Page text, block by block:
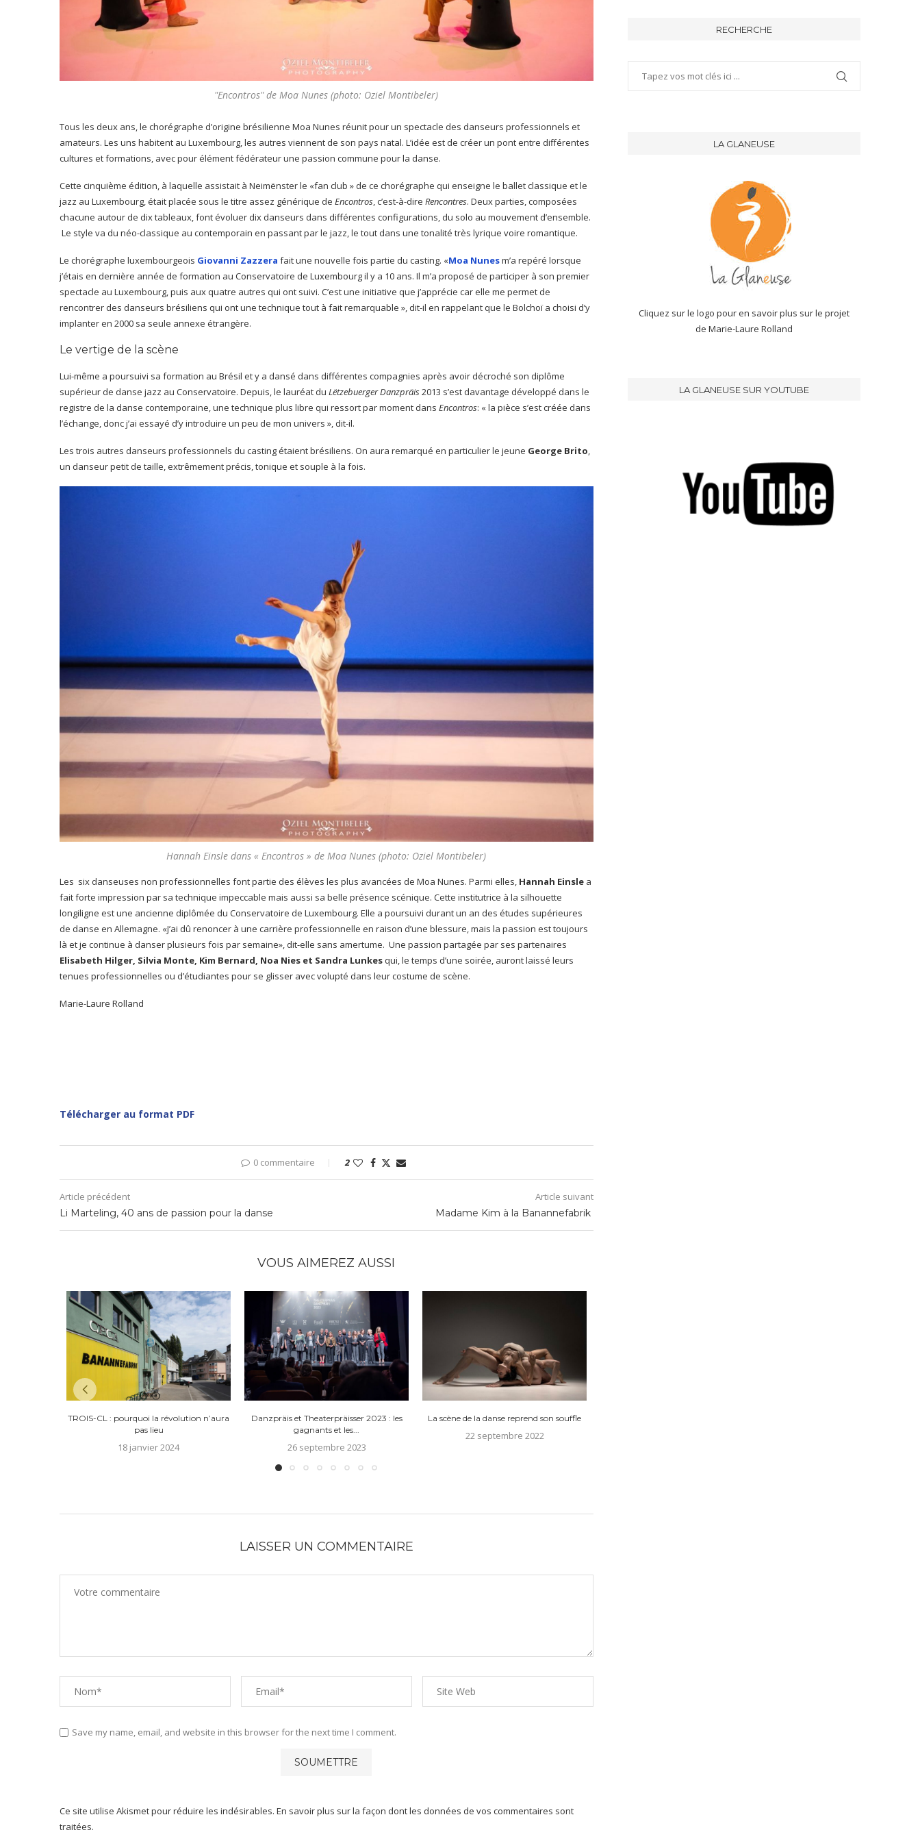
"Encontros" de Moa Nunes (photo: Oziel Montibeler)
Tous les deux ans, le chorégraphe d’origine brésilienne Moa Nunes réunit pour un spectacle des danseurs professionnels et
amateurs. Les uns habitent au Luxembourg, les autres viennent de son pays natal. L’idée est de créer un pont entre différentes
cultures et formations, avec pour élément fédérateur une passion commune pour la danse.
Cette cinquième édition, à laquelle assistait à Neimënster le «fan club » de ce chorégraphe qui enseigne le ballet classique et le
jazz au Luxembourg, était placée sous le titre assez générique de Encontros, c’est-à-dire Rencontres. Deux parties, composées
chacune autour de dix tableaux, font évoluer dix danseurs dans différentes configurations, du solo au mouvement d’ensemble.
Le style va du néo-classique au contemporain en passant par le jazz, le tout dans une tonalité très lyrique voire romantique.
Le chorégraphe luxembourgeois Giovanni Zazzera fait une nouvelle fois partie du casting. «Moa Nunesm’a repéré lorsque
j’étais en dernière année de formation au Conservatoire de Luxembourg il y a 10 ans. Il m’a proposé de participer à son premier
spectacle au Luxembourg, puis aux quatre autres qui ont suivi. C’est une initiative que j’apprécie car elle me permet de
rencontrer des danseurs brésiliens qui ont une technique tout à fait remarquable », dit-il en rappelant que le Bolchoï a choisi d’y
implanter en 2000 sa seule annexe étrangère.
Le vertige de la scène
Lui-même a poursuivi sa formation au Brésil et y a dansé dans différentes compagnies après avoir décroché son diplôme
supérieur de danse jazz au Conservatoire. Depuis, le lauréat du Lëtzebuerger Danzpräis2013 s’est davantage développé dans le
registre de la danse contemporaine, une technique plus libre qui ressort par moment dans Encontros: « la pièce s’est créée dans
l’échange, donc j’ai essayé d’y introduire un peu de mon univers », dit-il.
Les trois autres danseurs professionnels du casting étaient brésiliens. On aura remarqué en particulier le jeune George Brito,
un danseur petit de taille, extrêmement précis, tonique et souple à la fois.
Hannah Einsle dans « Encontros » de Moa Nunes (photo: Oziel Montibeler)
Les six danseuses non professionnelles font partie des élèves les plus avancées de Moa Nunes. Parmi elles, Hannah Einsle a
fait forte impression par sa technique impeccable mais aussi sa belle présence scénique. Cette institutrice à la silhouette
longiligne est une ancienne diplômée du Conservatoire de Luxembourg. Elle a poursuivi durant un an des études supérieures
de danse en Allemagne. «J’ai dû renoncer à une carrière professionnelle en raison d’une blessure, mais la passion est toujours
là et je continue à danser plusieurs fois par semaine», dit-elle sans amertume. Une passion partagée par ses partenaires
Elisabeth Hilger, Silvia Monte, Kim Bernard, Noa Nies et Sandra Lunkesqui, le temps d’une soirée, auront laissé leurs
tenues professionnelles ou d’étudiantes pour se glisser avec volupté dans leur costume de scène.
Marie-Laure Rolland
Télécharger au format PDF
0 commentaire 2
Article précédent
Li Marteling, 40 ans de passion pour la danse
Article suivant
Madame Kim à la Banannefabrik
VOUS AIMEREZ AUSSI
TROIS-CL : pourquoi la révolution n’aura
pas lieu
18 janvier 2024
Danzpräis et Theaterpräisser 2023 : les
gagnants et les...
26 septembre 2023
La scène de la danse reprend son souffle
22 septembre 2022
LAISSER UN COMMENTAIRE
Save my name, email, and website in this browser for the next time I comment.
Ce site utilise Akismet pour réduire les indésirables. En savoir plus sur la façon dont les données de vos commentaires sont
traitées.
RECHERCHE
LA GLANEUSE
Cliquez sur le logo pour en savoir plus sur le projet
de Marie-Laure Rolland
LA GLANEUSE SUR YOUTUBE